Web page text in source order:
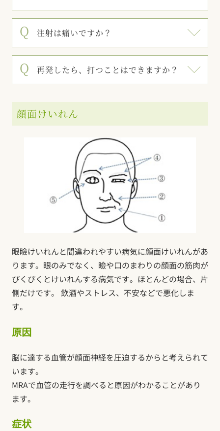
注射は痛いですか？
再発したら、打つことはできますか？
顔面けいれん
眼瞼けいれんと間違われやすい病気に顔面けいれんがあ
ります。眼のみでなく、瞼や口のまわりの顔面の筋肉が
ぴくぴくとけいれんする病気です。ほとんどの場合、片
側だけです。 飲酒やストレス、不安などで悪化しま
す。
原因
脳に達する血管が顔面神経を圧迫するからと考えられて
います。
MRAで血管の走行を調べると原因がわかることがあり
ます。
症状